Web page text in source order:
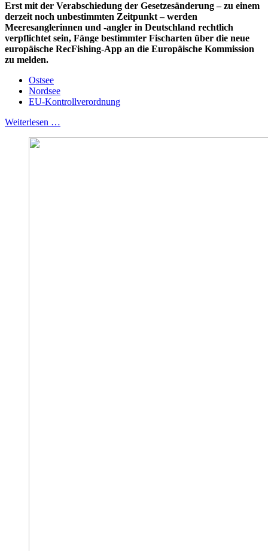
Erst mit der Verabschiedung der Gesetzesänderung – zu einem
derzeit noch unbestimmten Zeitpunkt – werden
Meeresanglerinnen und -angler in Deutschland rechtlich
verpflichtet sein, Fänge bestimmter Fischarten über die neue
europäische RecFishing-App an die Europäische Kommission
zu melden.
Ostsee
Nordsee
EU-Kontrollverordnung
Weiterlesen …